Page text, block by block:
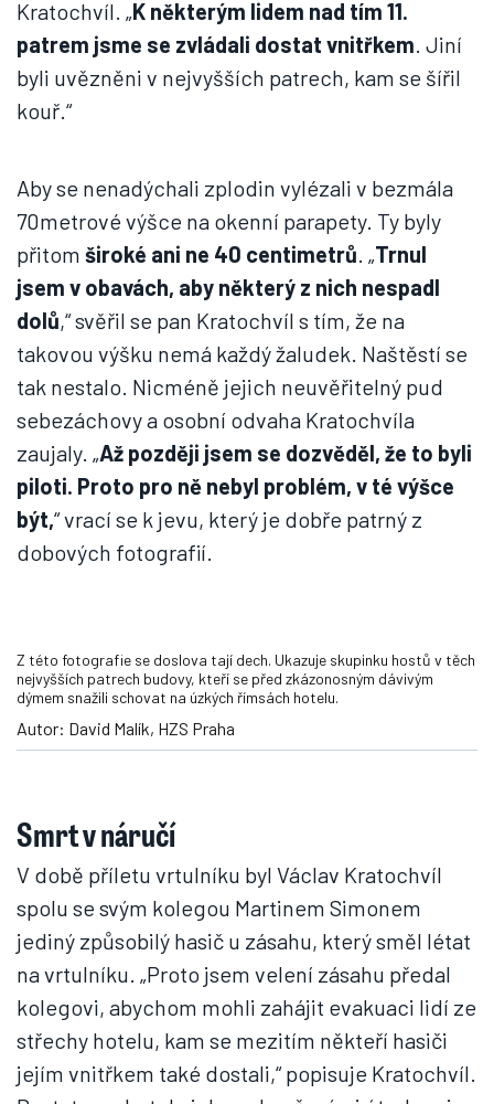
Kratochvíl. „K některým lidem nad tím 11.
patrem jsme se zvládali dostat vnitřkem. Jiní
byli uvězněni v nejvyšších patrech, kam se šířil
kouř.“
Aby se nenadýchali zplodin vylézali v bezmála
70metrové výšce na okenní parapety. Ty byly
přitom široké ani ne 40 centimetrů. „Trnul
jsem v obavách, aby některý z nich nespadl
dolů,“ svěřil se pan Kratochvíl s tím, že na
takovou výšku nemá každý žaludek. Naštěstí se
tak nestalo. Nicméně jejich neuvěřitelný pud
sebezáchovy a osobní odvaha Kratochvíla
zaujaly. „Až později jsem se dozvěděl, že to byli
piloti. Proto pro ně nebyl problém, v té výšce
být,“ vrací se k jevu, který je dobře patrný z
dobových fotografií.
Z této fotografie se doslova tají dech. Ukazuje skupinku hostů v těch
nejvyšších patrech budovy, kteří se před zkázonosným dávivým
dýmem snažili schovat na úzkých římsách hotelu.
Autor: David Malík, HZS Praha
Smrt v náručí
V době příletu vrtulníku byl Václav Kratochvíl
spolu se svým kolegou Martinem Simonem
jediný způsobilý hasič u zásahu, který směl létat
na vrtulníku. „Proto jsem velení zásahu předal
kolegovi, abychom mohli zahájit evakuaci lidí ze
střechy hotelu, kam se mezitím někteří hasiči
jejím vnitřkem také dostali,“ popisuje Kratochvíl.